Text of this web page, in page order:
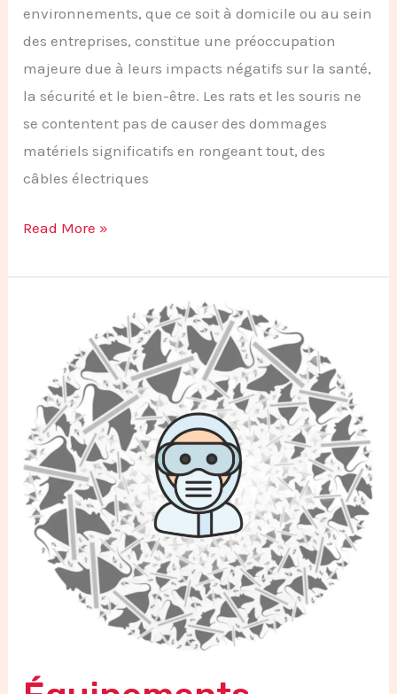
environnements, que ce soit à domicile ou au sein
des entreprises, constitue une préoccupation
majeure due à leurs impacts négatifs sur la santé,
la sécurité et le bien-être. Les rats et les souris ne
se contentent pas de causer des dommages
matériels significatifs en rongeant tout, des
câbles électriques
Read More »
Professionnels
Dératisation:
Un
Aperçu
Complet